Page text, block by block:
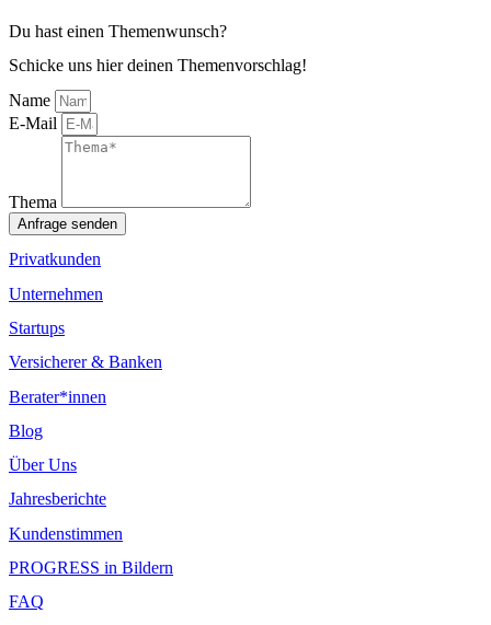
Du hast einen Themenwunsch?
Schicke uns hier deinen Themenvorschlag!
Name
E-Mail
Thema
Anfrage senden
Privatkunden
Unternehmen
Startups
Versicherer & Banken
Berater*innen
Blog
Über Uns
Jahresberichte
Kundenstimmen
PROGRESS in Bildern
FAQ